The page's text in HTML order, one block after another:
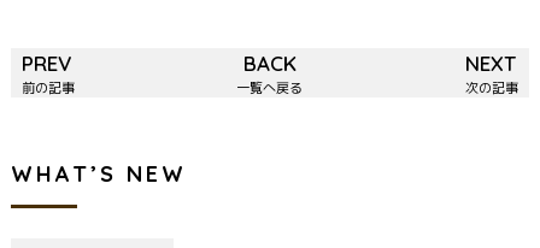
PREV
前の記事
BACK
一覧へ戻る
NEXT
次の記事
WHAT’S NEW